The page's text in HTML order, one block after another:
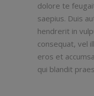
dolore te
saepius. Duis
hendrerit in
consequat, vel
eros et
qui blandit